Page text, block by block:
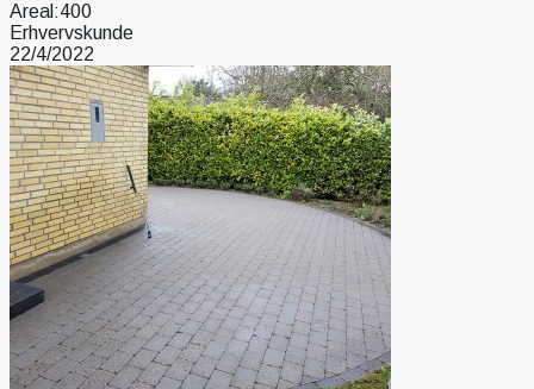
Areal:400
Erhvervskunde
22/4/2022